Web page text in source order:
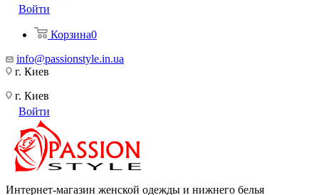
Войти
Корзина0
info@passionstyle.in.ua
г. Киев
г. Киев
Войти
Интернет-магазин женской одежды и нижнего белья